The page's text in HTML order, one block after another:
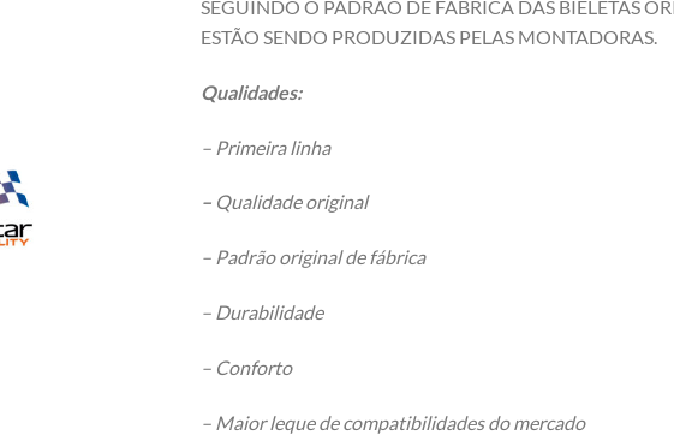
SEGUINDO O PADRÃO DE FÁBRICA DAS BIELETAS
ESTÃO SENDO PRODUZIDAS PELAS MONTADORAS.
Qualidades:
– Primeira linha
– Qualidade original
– Padrão original de fábrica
– Durabilidade
– Conforto
– Maior leque de compatibilidades do mercado